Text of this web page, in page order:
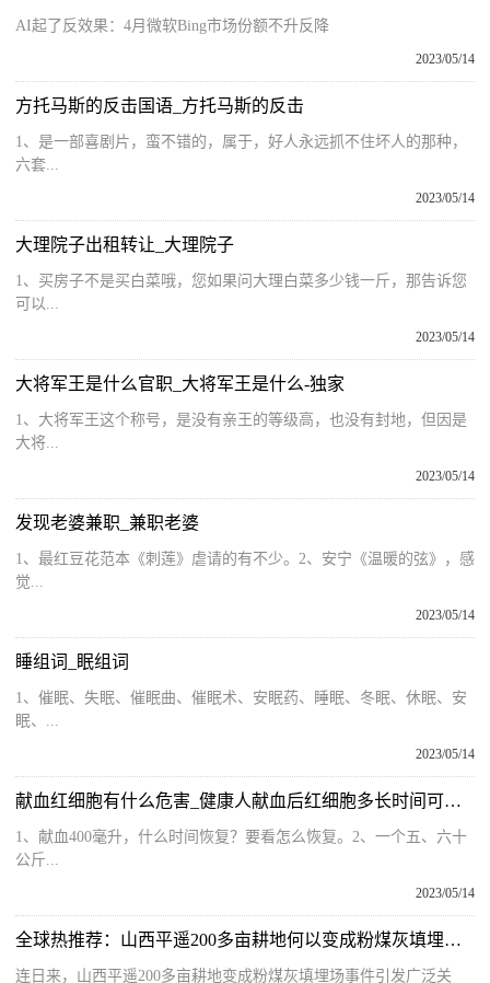
AI起了反效果：4月微软Bing市场份额不升反降
2023/05/14
方托马斯的反击国语_方托马斯的反击
1、是一部喜剧片，蛮不错的，属于，好人永远抓不住坏人的那种，
六套...
2023/05/14
大理院子出租转让_大理院子
1、买房子不是买白菜哦，您如果问大理白菜多少钱一斤，那告诉您
可以...
2023/05/14
大将军王是什么官职_大将军王是什么-独家
1、大将军王这个称号，是没有亲王的等级高，也没有封地，但因是
大将...
2023/05/14
发现老婆兼职_兼职老婆
1、最红豆花范本《刺莲》虐请的有不少。2、安宁《温暖的弦》，感
觉...
2023/05/14
睡组词_眠组词
1、催眠、失眠、催眠曲、催眠术、安眠药、睡眠、冬眠、休眠、安
眠、...
2023/05/14
献血红细胞有什么危害_健康人献血后红细胞多长时间可恢复正常 全球快播报
1、献血400毫升，什么时间恢复？要看怎么恢复。2、一个五、六十
公斤...
2023/05/14
全球热推荐：山西平遥200多亩耕地何以变成粉煤灰填埋场？
连日来，山西平遥200多亩耕地变成粉煤灰填埋场事件引发广泛关